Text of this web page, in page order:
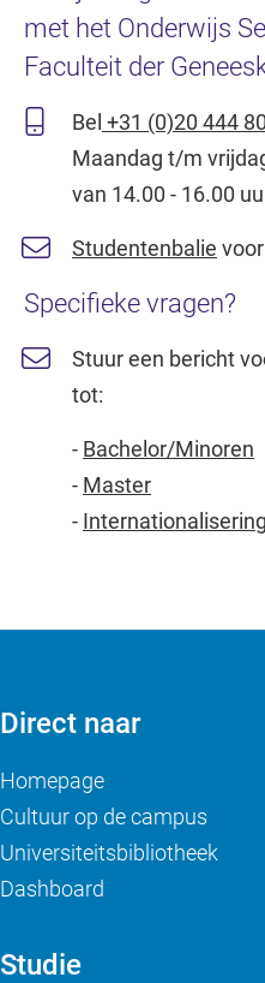
met het Onderwijs
Faculteit der
Bel +31 (0)20 444
Maandag t/m
van 14.00 - 16.00
Studentenbalie
Specifieke vragen?
Stuur een bericht
tot:
- Bachelor/Minoren
- Master
- Internationalisering
Direct naar
Homepage
Cultuur op de campus
Universiteitsbibliotheek
Dashboard
Studie